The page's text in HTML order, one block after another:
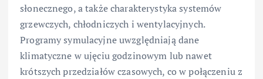
słonecznego, a także charakterystyka systemów
grzewczych, chłodniczych i wentylacyjnych.
Programy symulacyjne uwzględniają dane
klimatyczne w ujęciu godzinowym lub nawet
krótszych przedziałów czasowych, co w połączeniu z